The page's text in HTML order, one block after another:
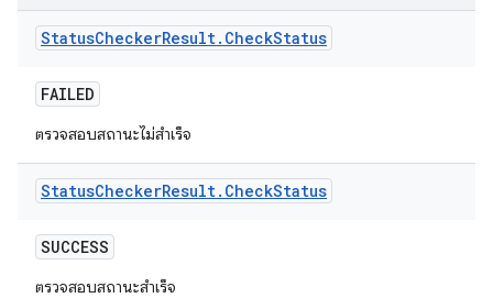
StatusCheckerResult. CheckStatus
FAILED
ตรวจสอบสถานะไม่สำเร็จ
StatusCheckerResult. CheckStatus
SUCCESS
ตรวจสอบสถานะสำเร็จ